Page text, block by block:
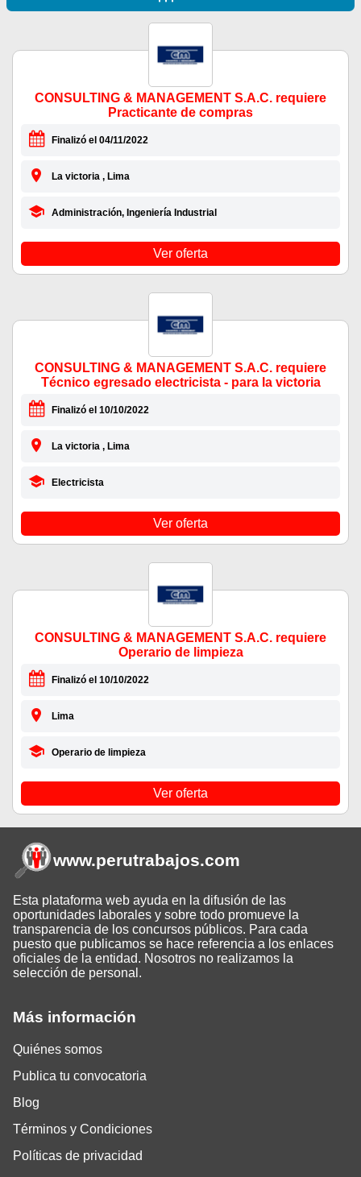
CONSULTING & MANAGEMENT S.A.C. requiere
Practicante de compras
Finalizó el 04/11/2022
La victoria , Lima
Administración, Ingeniería Industrial
Ver oferta
CONSULTING & MANAGEMENT S.A.C. requiere
Técnico egresado electricista - para la victoria
Finalizó el 10/10/2022
La victoria , Lima
Electricista
Ver oferta
CONSULTING & MANAGEMENT S.A.C. requiere
Operario de limpieza
Finalizó el 10/10/2022
Lima
Operario de limpieza
Ver oferta
Más información
Quiénes somos
Publica tu convocatoria
Blog
Términos y Condiciones
Políticas de privacidad
www.perutrabajos.com
Esta plataforma web ayuda en la difusión de las
oportunidades laborales y sobre todo promueve la
transparencia de los concursos públicos. Para cada
puesto que publicamos se hace referencia a los enlaces
oficiales de la entidad. Nosotros no realizamos la
selección de personal.